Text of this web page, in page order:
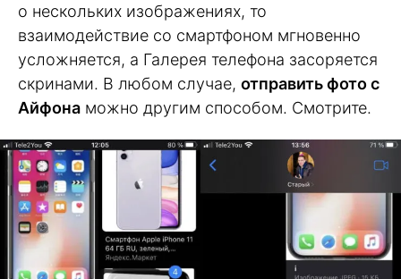
о нескольких изображениях, то
взаимодействие со смартфоном мгновенно
усложняется, а Галерея телефона засоряется
скринами. В любом случае, отправить фото с
Айфона можно другим способом. Смотрите.